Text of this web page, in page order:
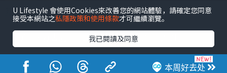
本周好去处
热门标签
#UGO揾好去处 #人气活动推介 #美食社群热话
#ULifestyle应用程式
#UJetso礼物放送 #ULifestyle商户中心 #著数 #网络热话
香港经济日报版权所有©2026
U Lifestyle 會使用Cookies來改善您的網站體驗，請確定您同意
接受本網站之私隱政策和使用條款才可繼續瀏覽。
我已閱讀及同意